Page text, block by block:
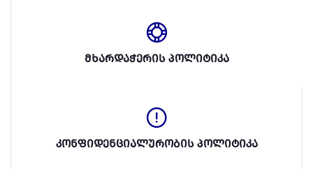
მხარდაჭერის პოლიტიკა
კონფიდენციალურობის პოლიტიკა